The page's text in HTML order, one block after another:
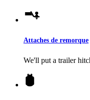
Attaches de remorque
We'll put a trailer